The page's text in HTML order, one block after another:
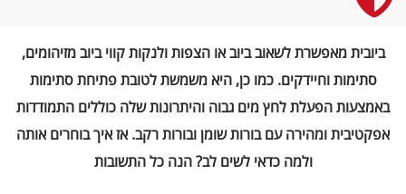
ביובית מאפשרת לשאוב ביוב או הצפות ולנקות קווי ביוב מזיהומים,
סתימות וחיידקים. כמו כן, היא משמשת לטובת פתיחת סתימות
באמצעות הפעלת לחץ מים גבוה והיתרונות שלה כוללים התמודדות
אפקטיבית ומהירה עם בורות שומן ובורות רקב. אז איך בוחרים אותה
ולמה כדאי לשים לב? הנה כל התשובות